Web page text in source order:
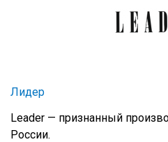
Лидер
Leader — признанный
России.